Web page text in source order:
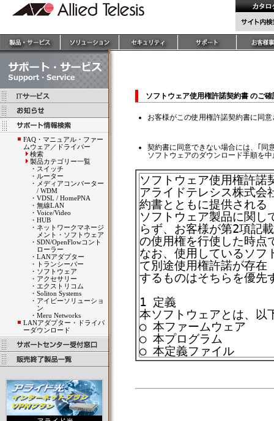
FAQ・マニュアル・ファー
ムウェア／ドライバー
検索
製品カテゴリー一覧
・ スイッチ
・ ルーター
・ メディアコンバーター
/ WDM
・ VDSL / HomePNA
・ 無線LAN
・ Voice/Video
・ HUB
・ ネットワークマネージ
メント・ソフトウェア
・ SDN/OpenFlowコント
ローラー
・ LANアダプター
・
トランシーバー
・ ソフトウェア
・ アクセサリー
・ エクストリコム
・ Soliton Systems
・ アイビーソリューショ
ン
・ Meru Networks
LANアダプター・ドライバ
ーダウンロード
ソフトウェア使用権許諾契約書 の
お客様がこの使用権許諾契約書に同
契約書に同意できない場合には、｢同
ソフトウェアのダウンロード手順を